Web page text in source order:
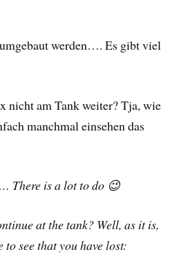
werden…. Es gibt viel
nicht am Tank weiter? Tja, wie
manchmal einsehen das
There is a lot to do 😉
at the tank? Well, as it is,
to see that you have lost: